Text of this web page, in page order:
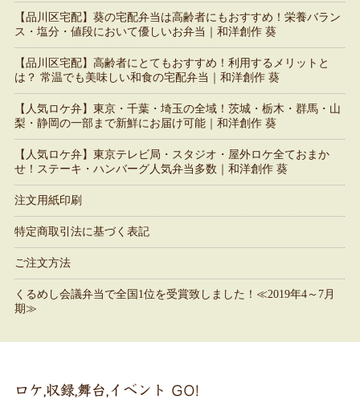
【品川区宅配】葵の宅配弁当は高齢者にもおすすめ！栄養バラン
ス・塩分・値段において優しいお弁当｜和洋創作 葵
【品川区宅配】高齢者にとてもおすすめ！利用するメリットと
は？ 常温でも美味しい和食の宅配弁当｜和洋創作 葵
【人気ロケ弁】東京・千葉・埼玉の全域！茨城・栃木・群馬・山
梨・静岡の一部まで新鮮にお届け可能｜和洋創作 葵
【人気ロケ弁】東京テレビ局・スタジオ・屋外ロケ全ておまか
せ！ステーキ・ハンバーグ人気弁当多数｜和洋創作 葵
注文用紙印刷
特定商取引法に基づく表記
ご注文方法
くるめし会議弁当で全国1位を受賞致しました！≪2019年4～7月
期≫
ロケ,収録,舞台,イベント GO!